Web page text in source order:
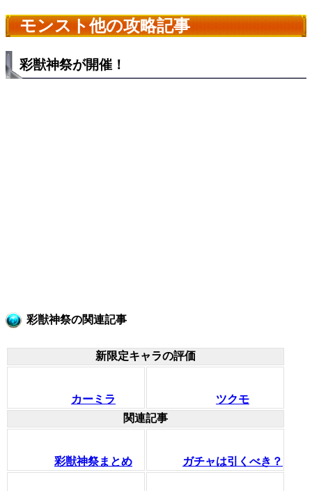
モンスト他の攻略記事
彩獣神祭が開催！
彩獣神祭の関連記事
新限定キャラの評価
カーミラ
ツクモ
関連記事
彩獣神祭まとめ ガチャは引くべき？